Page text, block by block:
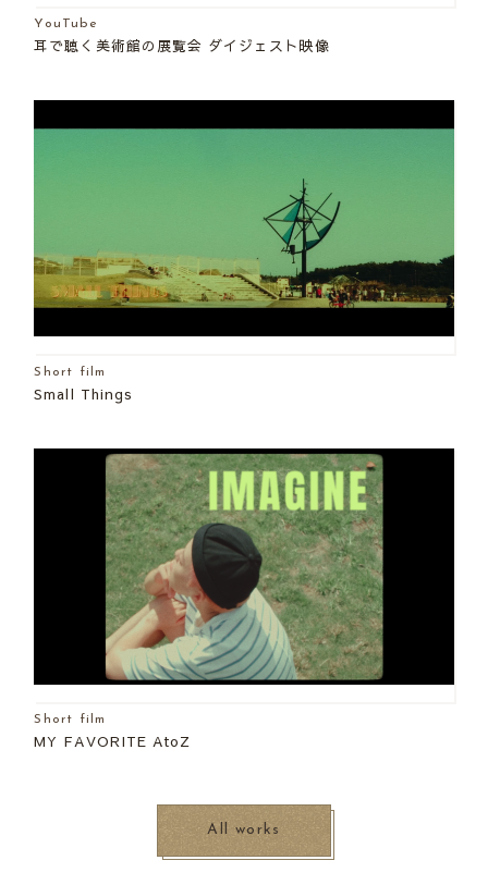
YouTube
耳で聴く美術館の展覧会 ダイジェスト映像
Short film
Small Things
Short film
MY FAVORITE AtoZ
All works